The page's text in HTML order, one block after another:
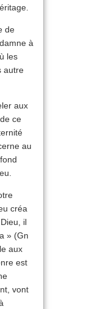
de
à
les
autre
aux
ce
au
créa
il
» (Gn
aux
est
vont